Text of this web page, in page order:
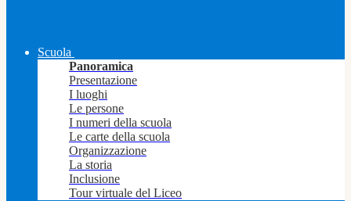
Scuola
Panoramica
Presentazione
I luoghi
Le persone
I numeri della scuola
Le carte della scuola
Organizzazione
La storia
Inclusione
Tour virtuale del Liceo